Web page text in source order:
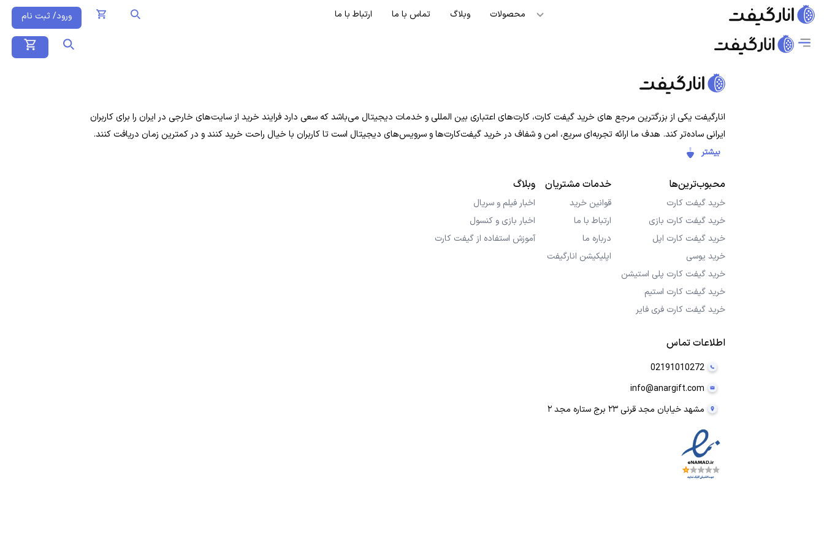
محصولات وبلاگ تماس با ما ارتباط با ما ورود/ ثبت نام
انارگیفت یکی از بزرگترین مرجع های خرید گیفت کارت، کارت‌های اعتباری بین المللی و خدمات دیجیتال می‌باشد که سعی دارد فرایند خرید از سایت‌های خارجی در ایران را برای کاربران
ایرانی ساده‌تر کند. هدف ما ارائه تجربه‌ای سریع، امن و شفاف در خرید گیفت‌کارت‌ها و سرویس‌های دیجیتال است تا کاربران با خیال راحت خرید کنند و در کمترین زمان دریافت کنند.
بیشتر
محبوب‌ترین‌ها
خرید گیفت کارت
خرید گیفت کارت بازی
خرید گیفت کارت اپل
خرید یوسی
خرید گیفت کارت پلی استیشن
خرید گیفت کارت استیم
خرید گیفت کارت فری فایر
خدمات مشتریان
قوانین خرید
ارتباط با ما
درباره ما
اپلیکیشن انارگیفت
وبلاگ
اخبار فیلم و سریال
اخبار بازی و کنسول
آموزش استفاده از گیفت کارت
اطلاعات تماس
02191010272
info@anargift.com
مشهد خیابان مجد قرنی ۲۳ برج ستاره مجد ۲